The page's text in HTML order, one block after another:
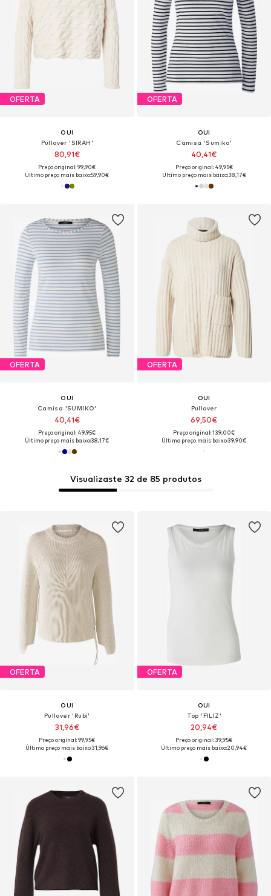
OFERTA
OUI
Pullover 'SIRAH'
80,91€
Preço original: 99,90€
Último preço mais baixo:59,90€
OFERTA
OUI
Camisa 'Sumiko'
40,41€
Preço original: 49,95€
Último preço mais baixo:38,17€
OFERTA
OUI
Camisa 'SUMIKO'
40,41€
Preço original: 49,95€
Último preço mais baixo:38,17€
OFERTA
OUI
Pullover
69,50€
Preço original: 139,00€
Último preço mais baixo:39,90€
Visualizaste 32 de 85 produtos
OFERTA
OUI
Pullover 'Rubi'
31,96€
Preço original: 99,95€
Último preço mais baixo:31,96€
OFERTA
OUI
Top 'FILIZ'
20,94€
Preço original: 39,95€
Último preço mais baixo:20,94€